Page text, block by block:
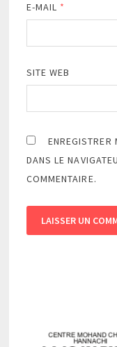
E-MAIL *
SITE WEB
DANS LE
COMMENTAIRE.